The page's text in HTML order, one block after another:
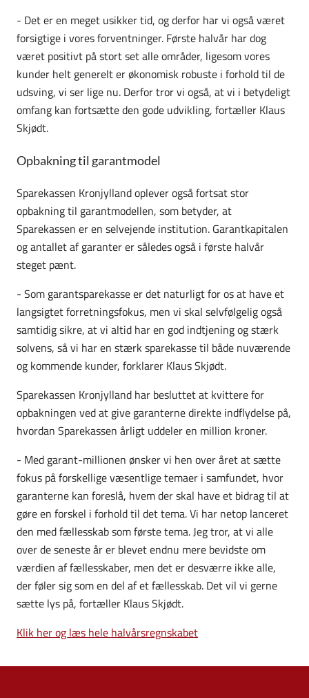
- Det er en meget usikker tid, og derfor har vi også været
forsigtige i vores forventninger. Første halvår har dog
været positivt på stort set alle områder, ligesom vores
kunder helt generelt er økonomisk robuste i forhold til de
udsving, vi ser lige nu. Derfor tror vi også, at vi i betydeligt
omfang kan fortsætte den gode udvikling, fortæller Klaus
Skjødt.
Opbakning til garantmodel
Sparekassen Kronjylland oplever også fortsat stor
opbakning til garantmodellen, som betyder, at
Sparekassen er en selvejende institution. Garantkapitalen
og antallet af garanter er således også i første halvår
steget pænt.
- Som garantsparekasse er det naturligt for os at have et
langsigtet forretningsfokus, men vi skal selvfølgelig også
samtidig sikre, at vi altid har en god indtjening og stærk
solvens, så vi har en stærk sparekasse til både nuværende
og kommende kunder, forklarer Klaus Skjødt.
Sparekassen Kronjylland har besluttet at kvittere for
opbakningen ved at give garanterne direkte indflydelse på,
hvordan Sparekassen årligt uddeler en million kroner.
- Med garant-millionen ønsker vi hen over året at sætte
fokus på forskellige væsentlige temaer i samfundet, hvor
garanterne kan foreslå, hvem der skal have et bidrag til at
gøre en forskel i forhold til det tema. Vi har netop lanceret
den med fællesskab som første tema. Jeg tror, at vi alle
over de seneste år er blevet endnu mere bevidste om
værdien af fællesskaber, men det er desværre ikke alle,
der føler sig som en del af et fællesskab. Det vil vi gerne
sætte lys på, fortæller Klaus Skjødt.
Klik her og læs hele halvårsregnskabet